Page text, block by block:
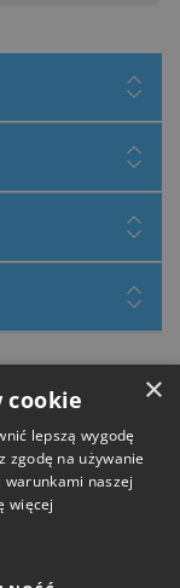
×
cookie
lepszą wygodę
zgodę na używanie
warunkami naszej
więcej